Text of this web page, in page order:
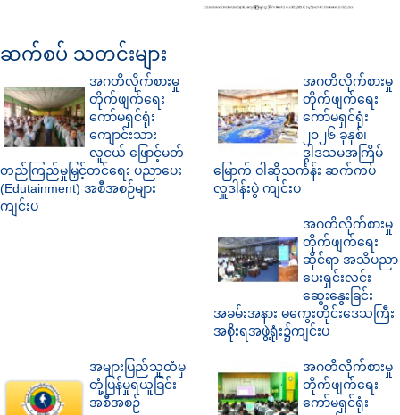
ဆက်စပ် သတင်းများ
အဂတိလိုက်စားမှု
တိုက်ဖျက်ရေး
ကော်မရှင်ရုံး
ကျောင်းသား
လူငယ် ဖြောင့်မတ်
တည်ကြည်မှုမြှင့်တင်ရေး ပညာပေး
(Edutainment) အစီအစဉ်များ
ကျင်းပ
အဂတိလိုက်စားမှု
တိုက်ဖျက်ရေး
ကော်မရှင်ရုံး
၂၀၂၆ ခုနှစ်၊
ဒွါဒသမအကြိမ်
မြောက် ဝါဆိုသင်္ကန်း ဆက်ကပ်
လှူဒါန်းပွဲ ကျင်းပ
အဂတိလိုက်စားမှု
တိုက်ဖျက်ရေး
ဆိုင်ရာ အသိပညာ
ပေးရှင်းလင်း
ဆွေးနွေးခြင်း
အခမ်းအနား မကွေးတိုင်းဒေသကြီး
အစိုးရအဖွဲ့ရုံး၌ကျင်းပ
အများပြည်သူထံမှ
တုံ့ပြန်မှုရယူခြင်း
အစီအစဉ်
အဂတိလိုက်စားမှု
တိုက်ဖျက်ရေး
ကော်မရှင်ရုံး